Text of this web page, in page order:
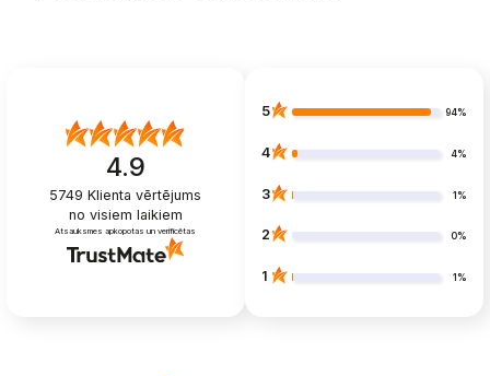
4.9
5749 Klienta vērtējums
no visiem laikiem
Atsauksmes apkopotas un verificētas
5 94%
4 4%
3 1%
2 0%
1 1%